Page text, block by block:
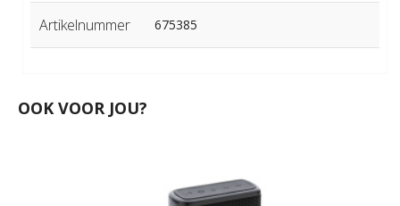
Artikelnummer 675385
OOK VOOR JOU?